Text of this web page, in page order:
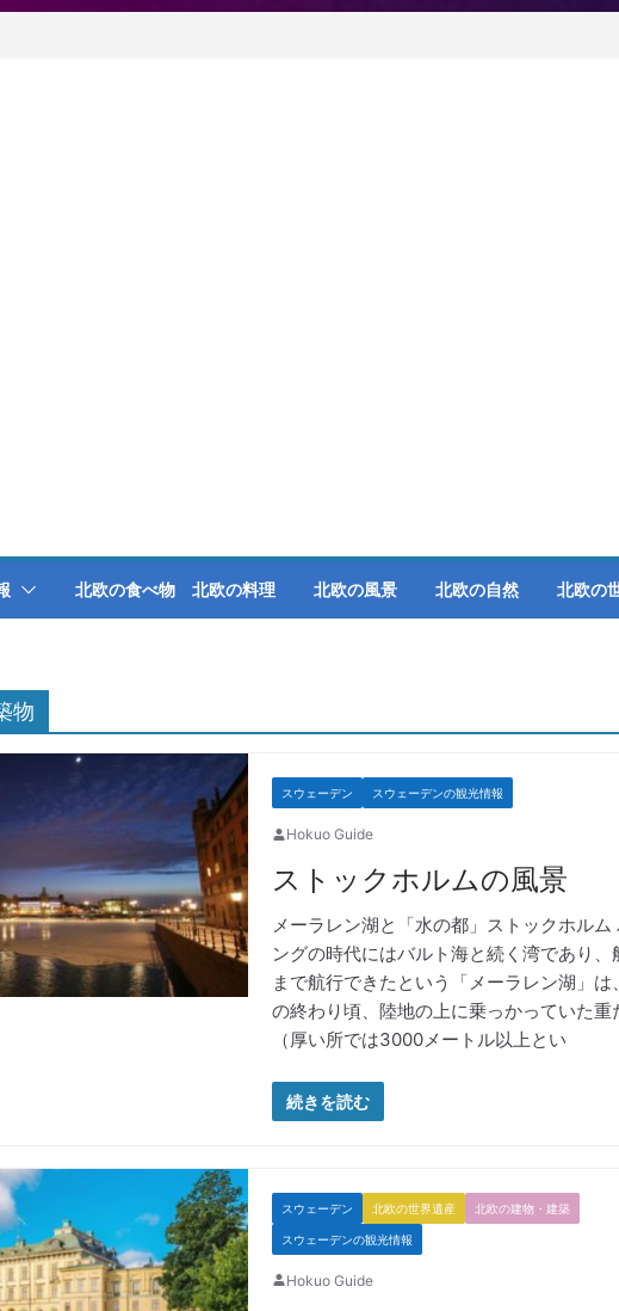
北欧の食べ物 北欧の料理 北欧の風景 北欧の自然 北欧の
物
スウェーデン スウェーデンの観光情報
Hokuo Guide
ストックホルムの風景
メーラレン湖と「水の都」ストックホルム
ングの時代にはバルト海と続く湾であり、
まで航行できたという「メーラレン湖」は
の終わり頃、陸地の上に乗っかっていた重
（厚い所では3000メートル以上とい
続きを読む
スウェーデン 北欧の世界遺産 北欧の建物・建築
スウェーデンの観光情報
Hokuo Guide